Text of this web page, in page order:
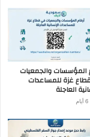
المؤسسات والجمعيات
غزة للمساعدات
العاجلة